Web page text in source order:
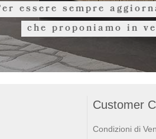
essere sempre
che proponiamo in
Customer
Condizioni di